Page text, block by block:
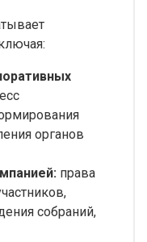
органов
права
собраний,